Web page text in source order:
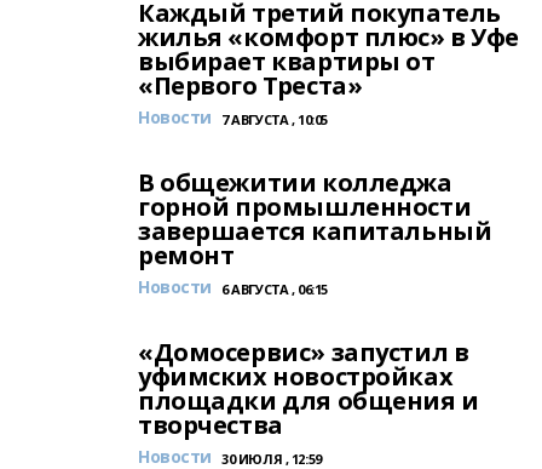
Каждый третий покупатель
жилья «комфорт плюс» в Уфе
выбирает квартиры от
«Первого Треста»
Новости 7 АВГУСТА , 10:05
В общежитии колледжа
горной промышленности
завершается капитальный
ремонт
Новости 6 АВГУСТА , 06:15
«Домосервис» запустил в
уфимских новостройках
площадки для общения и
творчества
Новости 30 ИЮЛЯ , 12:59